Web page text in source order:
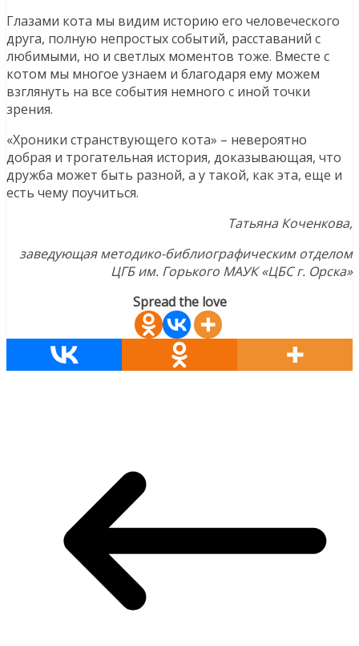
Глазами кота мы видим историю его человеческого
друга, полную непростых событий, расставаний с
любимыми, но и светлых моментов тоже. Вместе с
котом мы многое узнаем и благодаря ему можем
взглянуть на все события немного с иной точки
зрения.
«Хроники странствующего кота» – невероятно
добрая и трогательная история, доказывающая, что
дружба может быть разной, а у такой, как эта, еще и
есть чему поучиться.
Татьяна Коченкова,
заведующая методико-библиографическим отделом
ЦГБ им. Горького МАУК «ЦБС г. Орска»
Spread the love